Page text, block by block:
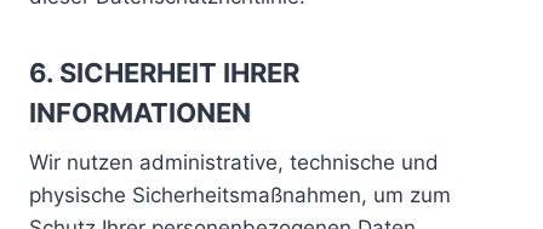
6. SICHERHEIT IHRER
INFORMATIONEN
Wir nutzen administrative, technische und
physische Sicherheitsmaßnahmen, um zum